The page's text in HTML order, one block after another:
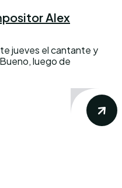
Alex
jueves el cantante y
luego de